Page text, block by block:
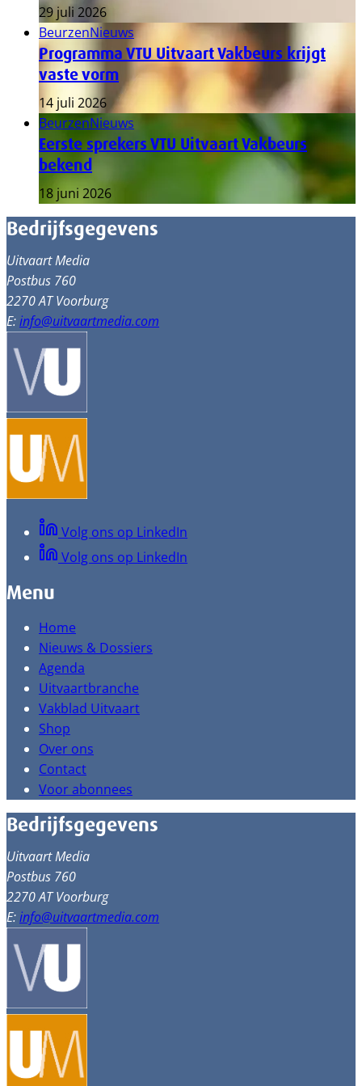
29 juli 2026
BeurzenNieuws
Programma VTU Uitvaart Vakbeurs krijgt
vaste vorm
14 juli 2026
BeurzenNieuws
Eerste sprekers VTU Uitvaart Vakbeurs
bekend
18 juni 2026
Bedrijfsgegevens
Uitvaart Media
Postbus 760
2270 AT Voorburg
E:info@uitvaartmedia.com
Volg ons op LinkedIn
Volg ons op LinkedIn
Menu
Home
Nieuws & Dossiers
Agenda
Uitvaartbranche
Vakblad Uitvaart
Shop
Over ons
Contact
Voor abonnees
Bedrijfsgegevens
Uitvaart Media
Postbus 760
2270 AT Voorburg
E:info@uitvaartmedia.com